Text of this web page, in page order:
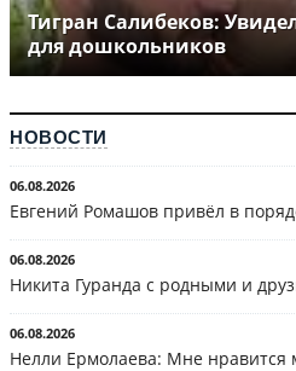
Тигран Салибеков:
для дошкольников
НОВОСТИ
06.08.2026
Евгений Ромашов привёл в
06.08.2026
Никита Гуранда с родными и
06.08.2026
Нелли Ермолаева: Мне нравится